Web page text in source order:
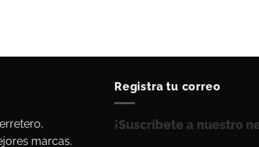
marcas.
Registra tu correo
¡Suscríbete a nuestro